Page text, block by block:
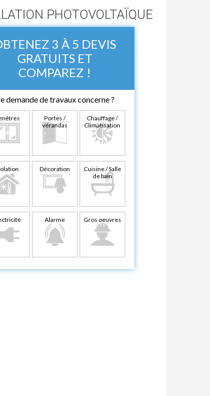
PHOTOVOLTAÏQUE
3 À 5 DEVIS
GRATUITS ET
COMPAREZ !
demande de travaux concerne ?
Portes /
vérandas
Chauffage /
Climatisation
Décoration
Cuisine / Salle
de bain
Alarme Gros oeuvres